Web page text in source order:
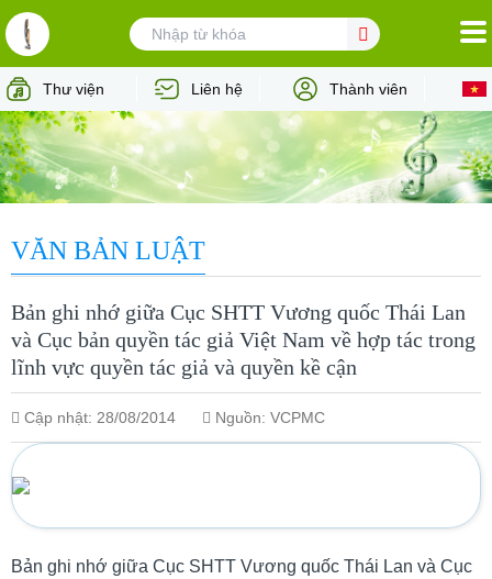
Thư viện Liên hệ Thành viên
VĂN BẢN LUẬT
Bản ghi nhớ giữa Cục SHTT Vương quốc Thái Lan
và Cục bản quyền tác giả Việt Nam về hợp tác trong
lĩnh vực quyền tác giả và quyền kề cận
Cập nhật: 28/08/2014 Nguồn: VCPMC
Bản ghi nhớ giữa Cục SHTT Vương quốc Thái Lan và Cục
TRANG CHỦ
VỀ VCPMC
TÁC GIẢ
HỢP TÁC QUỐC TẾ
TIN TỨC - SỰ KIỆN
TƯ VẤN PHÁP LÝ